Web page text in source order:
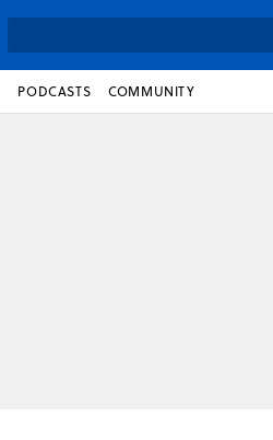
PODCASTS COMMUNITY